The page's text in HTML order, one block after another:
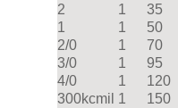
2
1 35
1
1 50
2/0
1 70
3/0
1 95
4/0
1 120
300kcmil 1 150